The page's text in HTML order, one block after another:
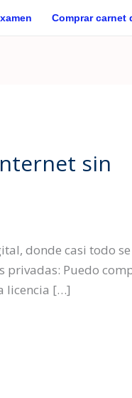
Comprar carnet
sin
donde casi todo se
privadas: Puedo
licencia […]